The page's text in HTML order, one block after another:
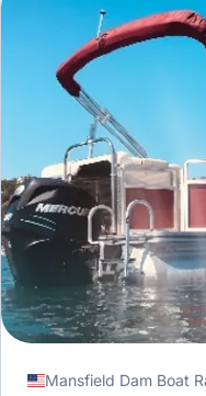
Mansfield Dam Boat